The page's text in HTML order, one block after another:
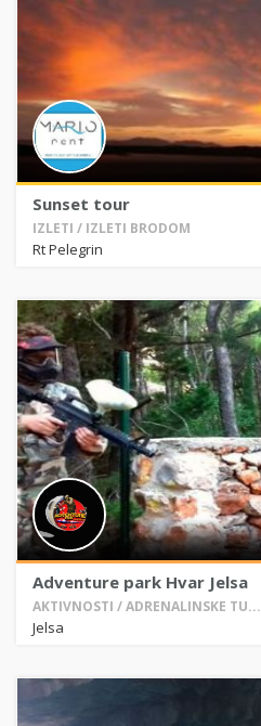
Sunset tour
IZLETI / IZLETI BRODOM
Rt Pelegrin
Adventure park Hvar Jelsa
AKTIVNOSTI / ADRENALINSKE TU...
Jelsa